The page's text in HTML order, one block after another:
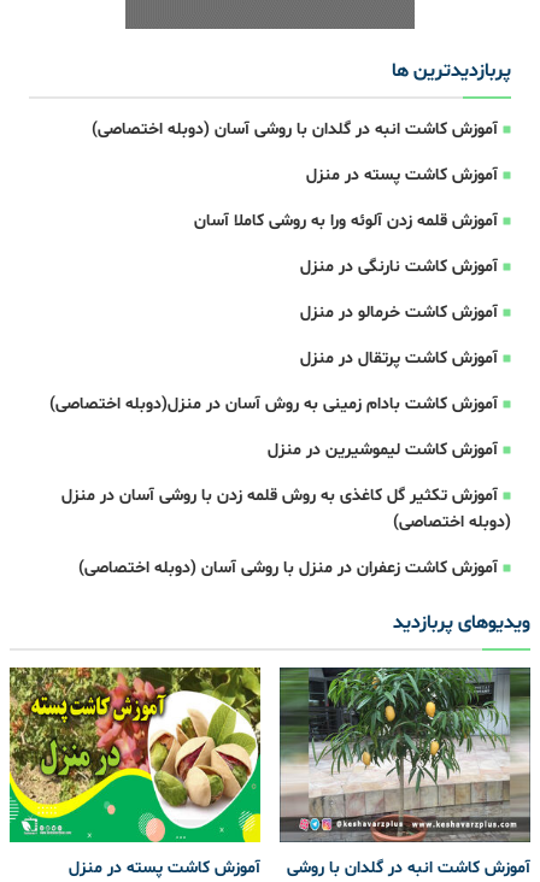
پربازدیدترین ها
آموزش کاشت انبه در گلدان با روشی آسان (دوبله اختصاصی)
آموزش کاشت پسته در منزل
آموزش قلمه زدن آلوئه ورا به روشی کاملا آسان
آموزش کاشت نارنگی در منزل
آموزش کاشت خرمالو در منزل
آموزش کاشت پرتقال در منزل
آموزش کاشت بادام زمینی به روش آسان در منزل(دوبله اختصاصی)
آموزش کاشت لیموشیرین در منزل
آموزش تکثیر گل کاغذی به روش قلمه زدن با روشی آسان در منزل
(دوبله اختصاصی)
آموزش کاشت زعفران در منزل با روشی آسان (دوبله اختصاصی)
ویدیوهای پربازدید
آموزش کاشت انبه در گلدان با روشی
آموزش کاشت پسته در منزل